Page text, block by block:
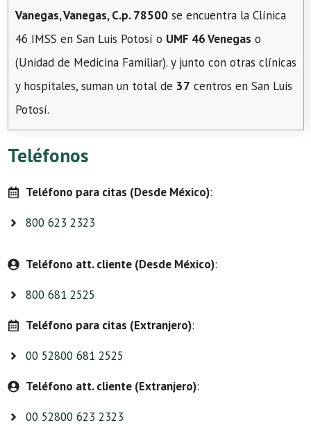
Vanegas, Vanegas, C.p. 78500 se encuentra la Clínica
46 IMSS en San Luis Potosí o UMF 46 Venegas o
(Unidad de Medicina Familiar). y junto con otras clínicas
y hospitales, suman un total de 37 centros en San Luis
Potosí.
Teléfonos
Teléfono para citas (Desde México):
800 623 2323
Teléfono att. cliente (Desde México):
800 681 2525
Teléfono para citas (Extranjero):
00 52800 681 2525
Teléfono att. cliente (Extranjero):
00 52800 623 2323